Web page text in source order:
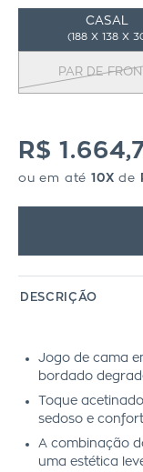
CASAL
(188 X 138 X
PAR DE
R$
ou em até 10X de
DESCRIÇÃO
Jogo de cama
bordado
Toque
sedoso e
A combinação
uma estética